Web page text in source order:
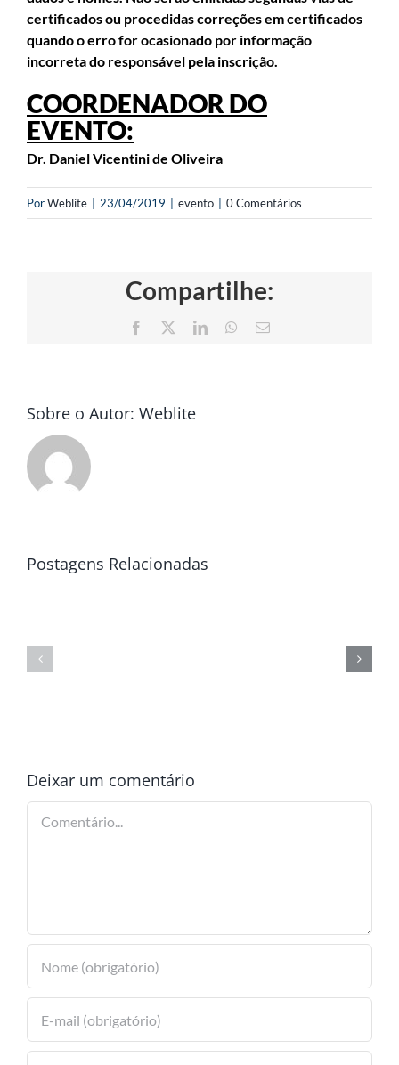
certificados ou procedidas correções em certificados
quando o erro for ocasionado por informação
incorreta do responsável pela inscrição.
COORDENADOR DO
EVENTO:
Dr. Daniel Vicentini de Oliveira
PorWeblite 23/04/2019 evento 0 Comentários
Compartilhe:
Facebook LinkedInWhatsApp
E-
Sobre o Autor: Weblite
Postagens Relacionadas
Deixar um comentário